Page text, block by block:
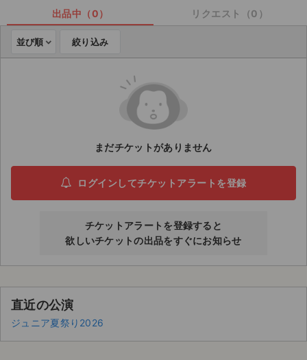
チケットのリクエスト一覧
取扱チケット
ライブ・コンサート（国内）
ライブ・コンサート（海外）
スポーツ
演劇・ミュージカル
ご利用ガイド
ご利用ガイド
AIに質問する
出品中（0） リクエスト（0）
並び順 絞り込み
まだチケットがありません
ログインしてチケットアラートを登録
チケットアラートを登録すると
欲しいチケットの出品をすぐにお知らせ
直近の公演
ジュニア夏祭り2026